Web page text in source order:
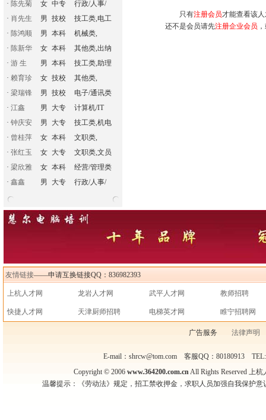
· 陈先菊 女 中专
行政/人事/
· 肖先生 男 技校
技工类,电工
· 陈鸿顺 男 本科
机械类,
· 陈新华 女 本科
其他类,出纳
· 游 生 男 本科
技工类,助理
· 赖育珍 女 技校
其他类,
· 梁瑞锋 男 技校
电子/通讯类
· 江鑫 男 大专
计算机/IT
· 钟庆安 男 大专
技工类,机电
· 曾桂萍 女 本科
文职类,
· 张红玉 女 大专
文职类,文员
· 梁欣雅 女 本科
经营/管理类
· 鑫鑫 男 大专 行政/人事/
只有注册会员才能查看该
还不是会员请先注册企业会员
友情链接——申请互换链接QQ：836982393
上杭人才网 龙岩人才网 武平人才网 教师招聘
快捷人才网 天津厨师招聘 电梯英才网 睢宁招聘网
广告服务 法律声明
E-mail：shrcw@tom.com 客服QQ：80180913
Copyright © 2006 www.364200.com.cnAll Rights Reserved
温馨提示：《劳动法》规定，招工禁收押金，求职人员加强自我保护